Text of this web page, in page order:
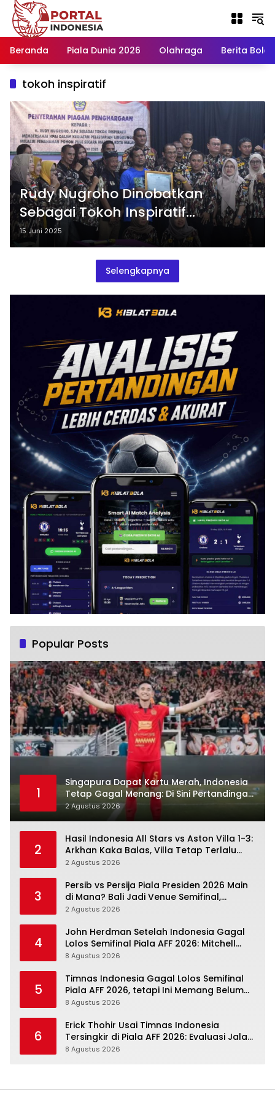
Langsung
konten
Beranda
Piala Dunia 2026 Olahraga Berita Bola
tokoh inspiratif
Rudy Nugroho Dinobatkan
Sebagai Tokoh Inspiratif
Pelestarian Lingkungan oleh HPAI
15 Juni 2025
Selengkapnya
Popular Posts
1
Singapura Dapat Kartu Merah, Indonesia
Tetap Gagal Menang: Di Sini Pertandingan
Berbelok
2 Agustus 2026
2
Hasil Indonesia All Stars vs Aston Villa 1-3:
Arkhan Kaka Balas, Villa Tetap Terlalu
Rapi
2 Agustus 2026
3
Persib vs Persija Piala Presiden 2026 Main
di Mana? Bali Jadi Venue Semifinal,
Ritmenya Beda
2 Agustus 2026
4
John Herdman Setelah Indonesia Gagal
Lolos Semifinal Piala AFF 2026: Mitchell
Baker Menjanjikan, Pemain Senior Terpukul
8 Agustus 2026
5
Timnas Indonesia Gagal Lolos Semifinal
Piala AFF 2026, tetapi Ini Memang Belum
Garis Akhir
8 Agustus 2026
6
Erick Thohir Usai Timnas Indonesia
Tersingkir di Piala AFF 2026: Evaluasi Jalan,
Agenda Berikutnya Menunggu
8 Agustus 2026